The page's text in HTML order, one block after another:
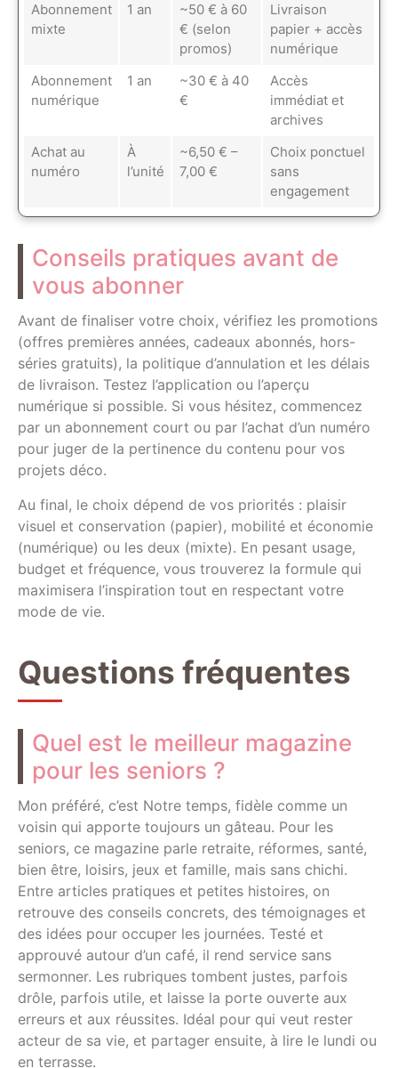
Abonnement
mixte
1 an
~50 € à 60
€ (selon
promos)
Livraison
papier + accès
numérique
Abonnement
numérique
1 an
~30 € à 40
€
Accès
immédiat et
archives
Achat au
numéro
À
l’unité
~6,50 € –
7,00 €
Choix ponctuel
sans
engagement
Conseils pratiques avant de
vous abonner
Avant de finaliser votre choix, vérifiez les promotions
(offres premières années, cadeaux abonnés, hors-
séries gratuits), la politique d’annulation et les délais
de livraison. Testez l’application ou l’aperçu
numérique si possible. Si vous hésitez, commencez
par un abonnement court ou par l’achat d’un numéro
pour juger de la pertinence du contenu pour vos
projets déco.
Au final, le choix dépend de vos priorités : plaisir
visuel et conservation (papier), mobilité et économie
(numérique) ou les deux (mixte). En pesant usage,
budget et fréquence, vous trouverez la formule qui
maximisera l’inspiration tout en respectant votre
mode de vie.
Questions fréquentes
Quel est le meilleur magazine
pour les seniors ?
Mon préféré, c’est Notre temps, fidèle comme un
voisin qui apporte toujours un gâteau. Pour les
seniors, ce magazine parle retraite, réformes, santé,
bien être, loisirs, jeux et famille, mais sans chichi.
Entre articles pratiques et petites histoires, on
retrouve des conseils concrets, des témoignages et
des idées pour occuper les journées. Testé et
approuvé autour d’un café, il rend service sans
sermonner. Les rubriques tombent justes, parfois
drôle, parfois utile, et laisse la porte ouverte aux
erreurs et aux réussites. Idéal pour qui veut rester
acteur de sa vie, et partager ensuite, à lire le lundi ou
en terrasse.